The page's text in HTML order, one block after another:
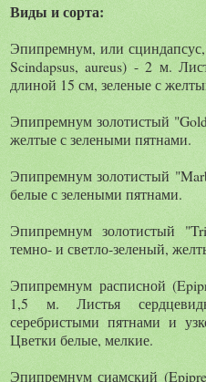
Виды и сорта:
Эпипремнум, или
Scindapsus, aureus) - 2 м.
длиной 15 см, зеленые с
Эпипремнум золотистый
желтые с зелеными пятнами.
Эпипремнум золотистый
белые с зелеными пятнами.
Эпипремнум золотистый
темно- и светло-зеленый,
Эпипремнум расписной
1,5 м. Листья
серебристыми пятнами и
Цветки белые, мелкие.
Эпипремнум сиамский